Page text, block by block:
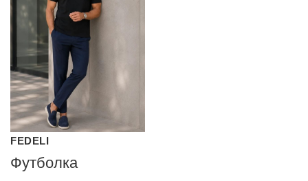
FEDELI
Футболка